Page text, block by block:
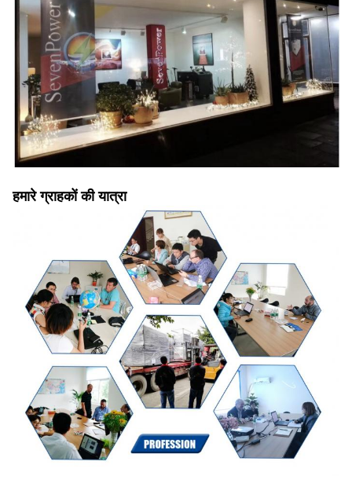
हमारे ग्राहकों की यात्रा